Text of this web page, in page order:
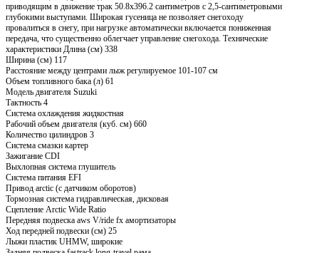
приводящим в движение трак 50.8х396.2 сантиметров с 2,5-сантиметровыми
глубокими выступами. Широкая гусеница не позволяет снегоходу
провалиться в снегу, при нагрузке автоматически включается пониженная
передача, что существенно облегчает управление снегохода. Технические
характеристики Длина (см) 338
Ширина (см) 117
Расстояние между центрами лыж регулируемое 101-107 см
Объем топливного бака (л) 61
Модель двигателя Suzuki
Тактность 4
Система охлаждения жидкостная
Рабочий объем двигателя (куб. см) 660
Количество цилиндров 3
Система смазки картер
Зажигание CDI
Выхлопная система глушитель
Система питания EFI
Привод arctic (с датчиком оборотов)
Тормозная система гидравлическая, дисковая
Сцепление Arctic Wide Ratio
Передняя подвеска aws V/ride fx амортизаторы
Ход передней подвески (см) 25
Лыжи пластик UHMW, широкие